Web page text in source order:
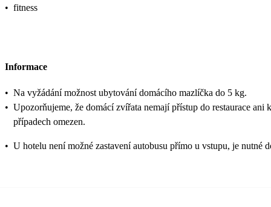
• fitness
Informace
• Na vyžádání možnost ubytování domácího mazlíčka do 5 kg.
• Upozorňujeme, že domácí zvířata nemají přístup do restaurace
případech omezen.
• U hotelu není možné zastavení autobusu přímo u vstupu, je nutné